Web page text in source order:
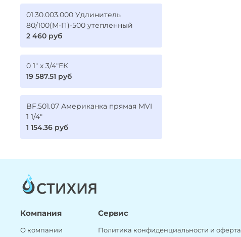
01.30.003.000 Удлинитель
80/100(М-П)-500 утепленный
2 460 руб
0 1" х 3/4"ЕК
19 587.51 руб
BF.501.07 Американка прямая MVI
1 1/4"
1 154.36 руб
Компания
О компании
Сервис
Политика конфиденциальности и оферта